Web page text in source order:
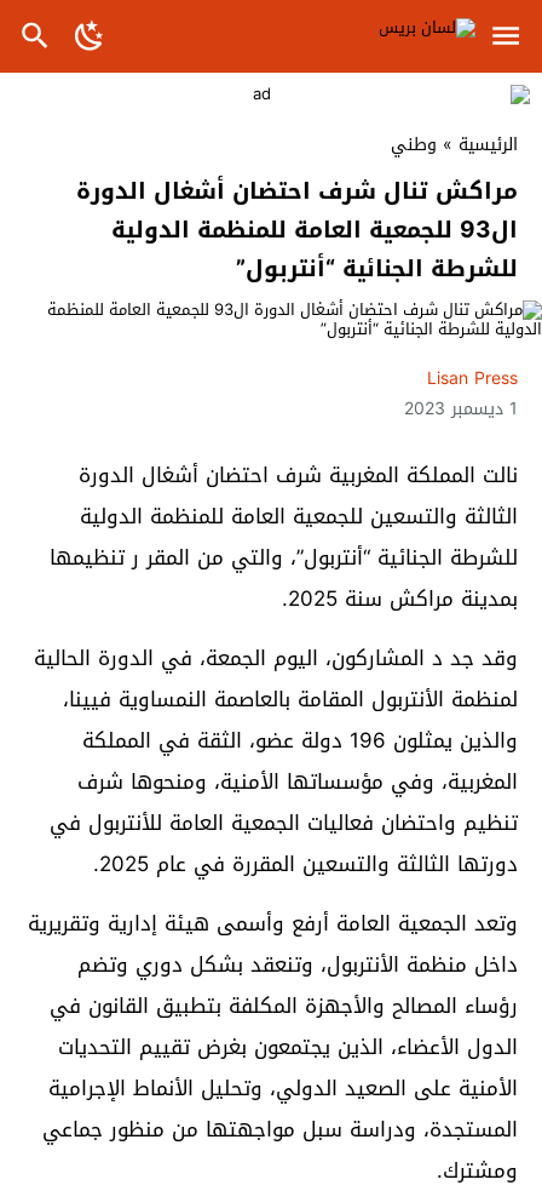
الرئيسية » وطني
مراكش تنال شرف احتضان أشغال الدورة
ال93 للجمعية العامة للمنظمة الدولية
للشرطة الجنائية “أنتربول”
Lisan Press
1 ديسمبر 2023
نالت المملكة المغربية شرف احتضان أشغال الدورة
الثالثة والتسعين للجمعية العامة للمنظمة الدولية
للشرطة الجنائية “أنتربول”، والتي من المقر ر تنظيمها
بمدينة مراكش سنة 2025.
وقد جد د المشاركون، اليوم الجمعة، في الدورة الحالية
لمنظمة الأنتربول المقامة بالعاصمة النمساوية فيينا،
والذين يمثلون 196 دولة عضو، الثقة في المملكة
المغربية، وفي مؤسساتها الأمنية، ومنحوها شرف
تنظيم واحتضان فعاليات الجمعية العامة للأنتربول في
دورتها الثالثة والتسعين المقررة في عام 2025.
وتعد الجمعية العامة أرفع وأسمى هيئة إدارية وتقريرية
داخل منظمة الأنتربول، وتنعقد بشكل دوري وتضم
رؤساء المصالح والأجهزة المكلفة بتطبيق القانون في
الدول الأعضاء، الذين يجتمعون بغرض تقييم التحديات
الأمنية على الصعيد الدولي، وتحليل الأنماط الإجرامية
المستجدة، ودراسة سبل مواجهتها من منظور جماعي
ومشترك.